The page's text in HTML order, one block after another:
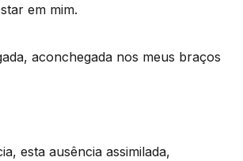
em mim.
aconchegada nos meus braços
esta ausência assimilada,